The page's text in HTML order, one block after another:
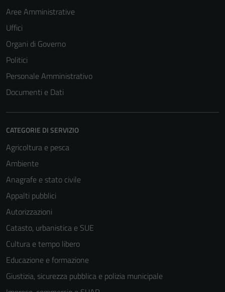
Aree Amministrative
Uffici
Organi di Governo
Politici
Personale Amministrativo
Documenti e Dati
CATEGORIE DI SERVIZIO
Agricoltura e pesca
Ambiente
Anagrafe e stato civile
Appalti pubblici
Autorizzazioni
Catasto, urbanistica e SUE
Cultura e tempo libero
Educazione e formazione
Giustizia, sicurezza pubblica e polizia municipale